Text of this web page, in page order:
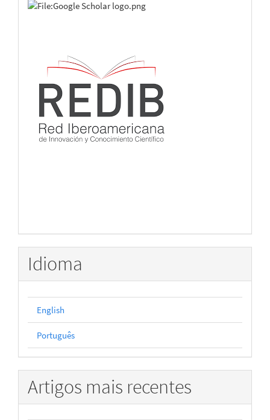
Idioma
English
Português
Artigos mais recentes